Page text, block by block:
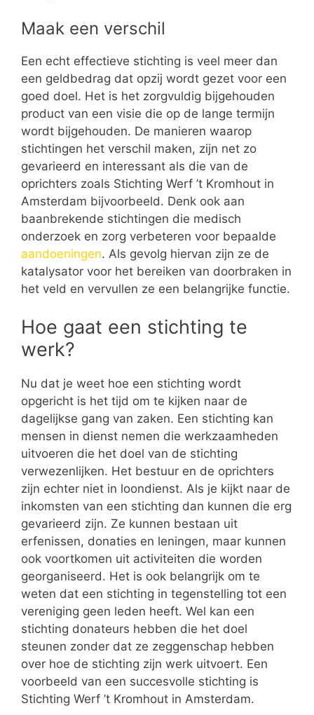
Maak een verschil
Een echt effectieve stichting is veel meer dan
een geldbedrag dat opzij wordt gezet voor een
goed doel. Het is het zorgvuldig bijgehouden
product van een visie die op de lange termijn
wordt bijgehouden. De manieren waarop
stichtingen het verschil maken, zijn net zo
gevarieerd en interessant als die van de
oprichters zoals Stichting Werf ’t Kromhout in
Amsterdam bijvoorbeeld. Denk ook aan
baanbrekende stichtingen die medisch
onderzoek en zorg verbeteren voor bepaalde
aandoeningen. Als gevolg hiervan zijn ze de
katalysator voor het bereiken van doorbraken in
het veld en vervullen ze een belangrijke functie.
Hoe gaat een stichting te
werk?
Nu dat je weet hoe een stichting wordt
opgericht is het tijd om te kijken naar de
dagelijkse gang van zaken. Een stichting kan
mensen in dienst nemen die werkzaamheden
uitvoeren die het doel van de stichting
verwezenlijken. Het bestuur en de oprichters
zijn echter niet in loondienst. Als je kijkt naar de
inkomsten van een stichting dan kunnen die erg
gevarieerd zijn. Ze kunnen bestaan uit
erfenissen, donaties en leningen, maar kunnen
ook voortkomen uit activiteiten die worden
georganiseerd. Het is ook belangrijk om te
weten dat een stichting in tegenstelling tot een
vereniging geen leden heeft. Wel kan een
stichting donateurs hebben die het doel
steunen zonder dat ze zeggenschap hebben
over hoe de stichting zijn werk uitvoert. Een
voorbeeld van een succesvolle stichting is
Stichting Werf ’t Kromhout in Amsterdam.